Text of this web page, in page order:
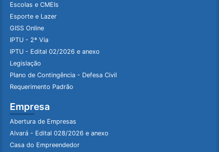
Escolas e CMEIs
Esporte e Lazer
GISS Online
IPTU - 2ª Via
IPTU - Edital 02/2026 e anexo
Legislação
Plano de Contingência - Defesa Civil
Requerimento Padrão
Empresa
Abertura de Empresas
Alvará - Edital 028/2026 e anexo
Casa do Empreendedor